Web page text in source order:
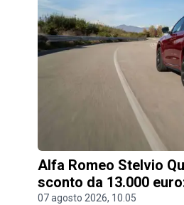
Alfa Romeo Stelvio
sconto da 13.000
07 agosto 2026, 10.05